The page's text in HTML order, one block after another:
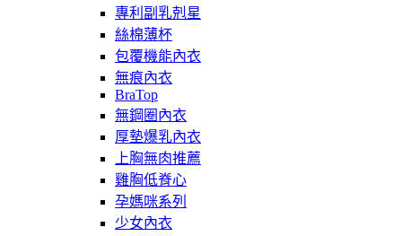
專利副乳剋星
絲棉薄杯
包覆機能內衣
無痕內衣
BraTop
無鋼圈內衣
厚墊爆乳內衣
上胸無肉推薦
雞胸低脊心
孕媽咪系列
少女內衣